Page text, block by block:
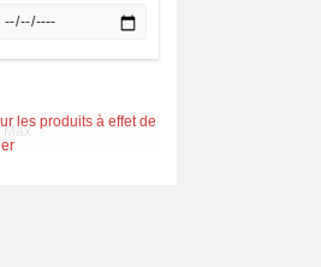
les produits à effet de